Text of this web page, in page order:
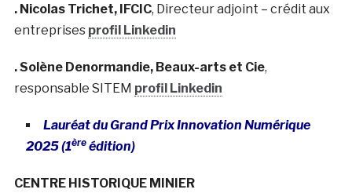
. Nicolas Trichet, IFCIC, Directeur adjoint – crédit aux
entreprises profil Linkedin
. Solène Denormandie, Beaux-arts et Cie,
responsable SITEM profil Linkedin
Lauréat du Grand Prix Innovation Numérique
2025 (1èreédition)
CENTRE HISTORIQUE MINIER